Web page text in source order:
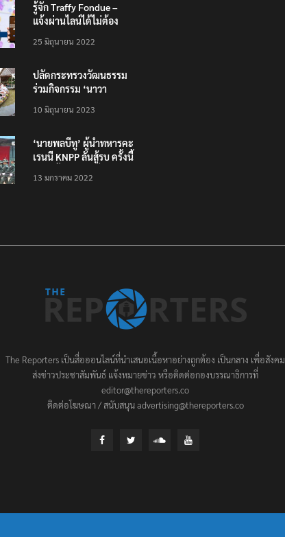
รู้จัก Traffy Fondue –
แจ้งผ่านไลน์ได้ไม่ต้อง
ทั่วไทย ไม่ใช่แค่ในกรุง
25 มิถุนายน 2022
ปลัดกระทรวงวัฒนธรรม
ร่วมกิจกรรม ‘นาวา
ตักบาตรทางน้ำ
10 มิถุนายน 2023
‘นายพลบีทู’ ผู้นำทหารคะ
เรนนี KNPP ลั่นสู้รบ ครั้งนี้
ประชาชนต้องชนะ
13 มกราคม 2022
The Reporters เป็นสื่อออนไลน์ที่นำเสนอเนื้อหาอย่างถูกต้อง เป็นกลาง เพื่อสังคม
ส่งข่าวประชาสัมพันธ์ แจ้งหมายข่าว หรือติดต่อกองบรรณาธิการที่
editor@thereporters.co
ติดต่อโฆษณา / สนับสนุน advertising@thereporters.co